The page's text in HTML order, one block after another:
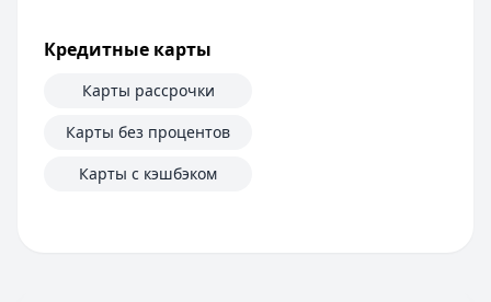
Кредитные карты
Карты рассрочки
Карты без процентов
Карты с кэшбэком